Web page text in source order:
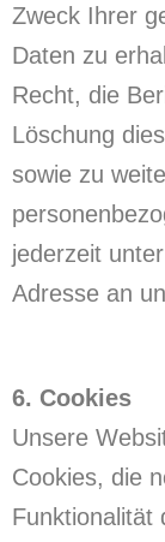
Zweck Ihrer
Daten zu
Recht, die
Löschung
sowie zu
jederzeit
Adresse an
6. Cookies
Unsere
Cookies, die
Funktionalität